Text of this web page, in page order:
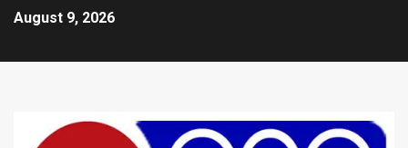
August 9, 2026